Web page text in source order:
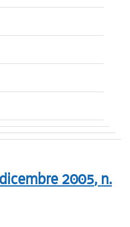
2005, n.